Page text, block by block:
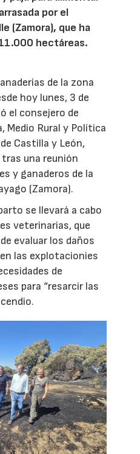
por el
(Zamora), que ha
hectáreas.
de la zona
hoy lunes, 3 de
el consejero de
Medio Rural y Política
Castilla y León,
una reunión
y ganaderos de la
(Zamora).
se llevará a cabo
veterinarias, que
evaluar los daños
las explotacionies
de
para “resarcir las